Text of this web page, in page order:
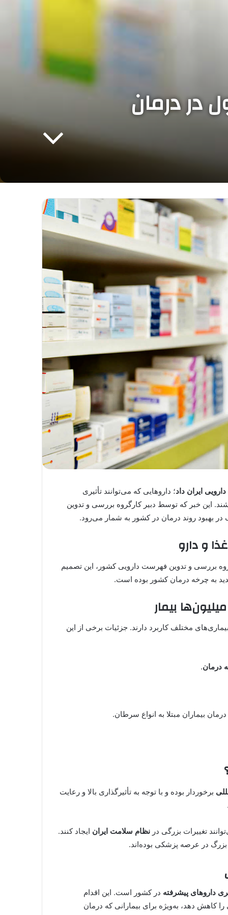
در درمان
؛ داروهایی که می‌توانند تأثیری
این خبر که توسط دبیر کارگروه بررسی و تدوین
بهبود روند درمان در کشور به شمار می‌رود.
بررسی و تدوین فهرست دارویی کشور، این تصمیم
به چرخه درمان کشور بوده است.
بیمار
مختلف کاربرد دارند. جزئیات برخی از این
درمان.
درمان بیماران مبتلا به انواع سرطان.
برخوردار بوده و با توجه به تأثیرگذاری بالا و رعایت
تغییرات بزرگی درنظام سلامت ایران ایجاد کنند.
بزرگ در عرصه پزشکی بوده‌اند.
داروهای پیشرفته در کشور است. این اقدام
کاهش دهد، به‌ویژه برای بیمارانی که درمان